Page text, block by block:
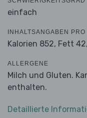
einfach
INHALTSANGABEN PRO
Kalorien 852, Fett 42,
ALLERGENE
Milch und Gluten.
enthalten.
Detaillierte